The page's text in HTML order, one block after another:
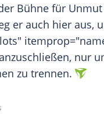
Bühne für
er auch hier aus,
nur
zu trennen.